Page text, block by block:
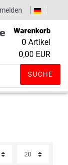
(0)
SUCHE
Warenkorb
0 Artikel
0,00 EUR